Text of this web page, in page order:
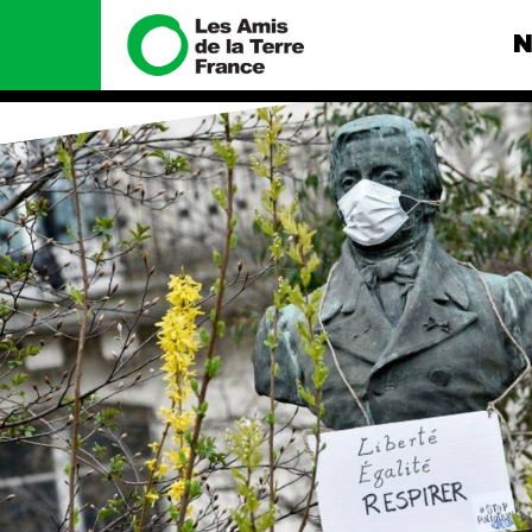
Nous connaître
Histoire
Manifeste
Missions et méthodes
Valeurs
Équipes et
fonctionnement
Le réseau dans le monde
Nos alliés
Je soutiens les Amis de la
Terre
Nos
Total, rendez-
tribunal
Gaz « naturel
enfumage
Mode : une
destructrice
Gaz au
violence
Nos autres